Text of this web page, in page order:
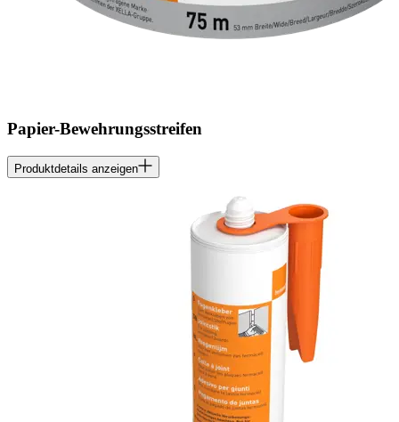
Papier-Bewehrungsstreifen
Produktdetails anzeigen